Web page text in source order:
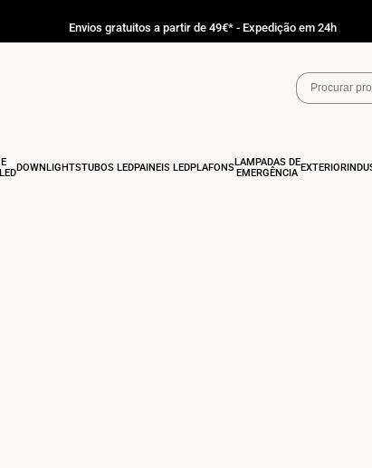
Envios gratuitos a partir de 49€* - Expedição em 24h
DOWNLIGHTSTUBOS LEDPAINÉIS LEDPLAFONSLÂMPADAS DE
EMERGÊNCIAEXTERIOR